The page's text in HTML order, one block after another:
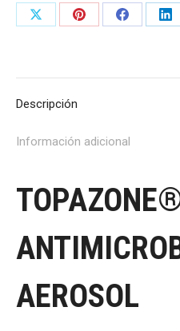
Share
Share
Share
Descripción
Información adicional
AEROSOL